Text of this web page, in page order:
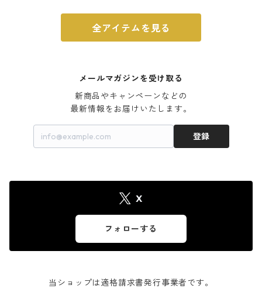
全アイテムを見る
メールマガジンを受け取る
新商品やキャンペーンなどの
最新情報をお届けいたします。
登録
X
フォローする
当ショップは適格請求書発行事業者です。